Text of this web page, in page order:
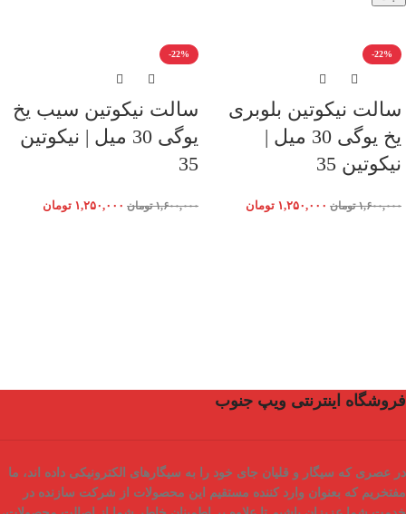
-22%
سالت نیکوتین بلوبری
یخ یوگی 30 میل |
نیکوتین 35
۱,۶۰۰,۰۰۰ تومان ۱,۲۵۰,۰۰۰ تومان
-22%
سالت نیکوتین سیب یخ
یوگی 30 میل | نیکوتین
35
۱,۶۰۰,۰۰۰ تومان ۱,۲۵۰,۰۰۰ تومان
فروشگاه اینترنتی ویپ جنوب
در عصری که سیگار و قلیان جای خود را به سیگارهای الکترونیکی داده اند، ما
مفتخریم که بعنوان وارد کننده مستقیم
این محصولات از شرکت سازنده در